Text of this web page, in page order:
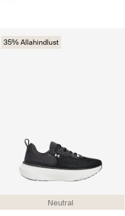
Neutral
35% Allahindlust